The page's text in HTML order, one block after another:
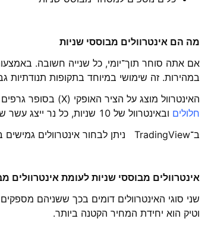
מה הם אינטרוולים מבוססי שניות
אם אתה סוחר תוך־יומי, כל שנייה חשובה.
במהירות. זה שימושי במיוחד בתקופות
האינטרוול מוצג על הציר האופקי (X) בסופר גרפים לאחר פרק זמן מסוים נוסף אלמנט חדש. לדוגמה, אם תבחר בסוג גרף
חלולים ובאינטרוול של 10 שניות, כל נר ייצג עשר שניות של תנועת מחיר — בלי קשר אם היה שוק תנודתי או יציב.
ב־TradingView ניתן לבחור אינטרוולים גמישים בהתאם לאסטרטגיה שלך: 1, 5, 10, 15, 30 ו־45 שניות.
אינטרוולים מבוססי שניות לעומת אינטרוולים
שני סוגי האינטרוולים דומים בכך ששניהם
וטיק הוא יחידת המחיר הקטנה ביותר.